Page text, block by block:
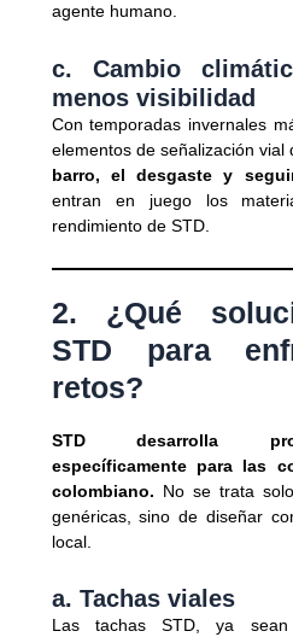
agente humano.
c. Cambio
menos visibilidad
Con temporadas invernales
elementos de señalización vial
barro, el desgaste y
entran en juego los
rendimiento de STD.
2. ¿Qué
STD para
retos?
STD desarrolla
específicamente para las
colombiano. No se trata
genéricas, sino de diseñar
local.
a. Tachas viales
Las tachas STD, ya sean